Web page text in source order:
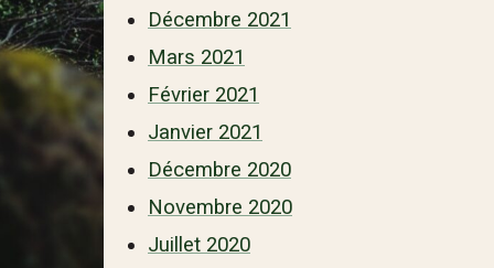
Décembre 2021
Mars 2021
Février 2021
Janvier 2021
Décembre 2020
Novembre 2020
Juillet 2020